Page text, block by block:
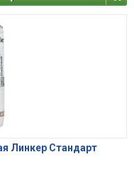
Линкер Стандарт